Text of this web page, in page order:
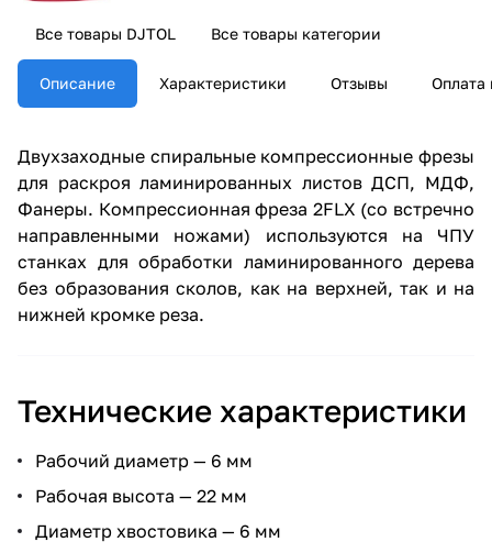
Все товары DJTOL Все товары категории
Описание Характеристики Отзывы Оплата
Двухзаходные спиральные компрессионные фрезы
для раскроя ламинированных листов ДСП, МДФ,
Фанеры. Компрессионная фреза 2FLX (со встречно
направленными ножами) используются на ЧПУ
станках для обработки ламинированного дерева
без образования сколов, как на верхней, так и на
нижней кромке реза.
Технические характеристики
Рабочий диаметр — 6 мм
Рабочая высота — 22 мм
Диаметр хвостовика — 6 мм